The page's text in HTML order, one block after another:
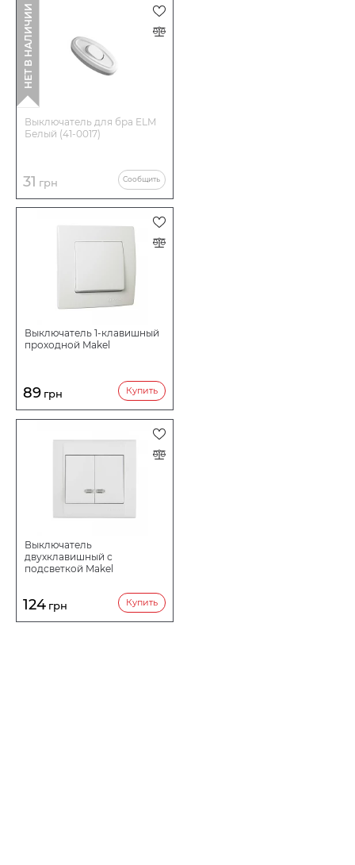
Выключатель для бра ELM
Белый (41-0017)
31 грн Сообщить
НЕТ В НАЛИЧИИ
Выключатель 1-клавишный
проходной Makel
89 грн Купить
Выключатель
двухклавишный с
подсветкой Makel
124 грн Купить